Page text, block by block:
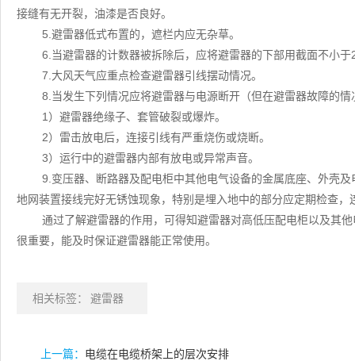
接缝有无开裂，油漆是否良好。
5.避雷器低式布置的，遮栏内应无杂草。
6.当避雷器的计数器被拆除后，应将避雷器的下部用截面不小
7.大风天气应重点检查避雷器引线摆动情况。
8.当发生下列情况应将避雷器与电源断开（但在避雷器故障的
1）避雷器绝缘子、套管破裂或爆炸。
2）雷击放电后，连接引线有严重烧伤或烧断。
3）运行中的避雷器内部有放电或异常声音。
9.变压器、断路器及配电柜中其他电气设备的金属底座、外壳
地网装置接线完好无锈蚀现象，特别是埋入地中的部分应定期检查
通过了解避雷器的作用，可得知避雷器对高低压配电柜以及其
很重要，能及时保证避雷器能正常使用。
相关标签： 避雷器
上一篇： 电缆在电缆桥架上的层次安排